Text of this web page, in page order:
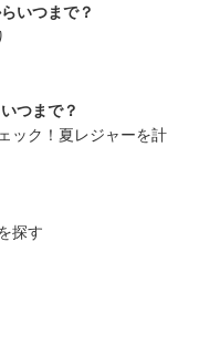
いつまで？
つまで？
ック！夏レジャーを計
探す